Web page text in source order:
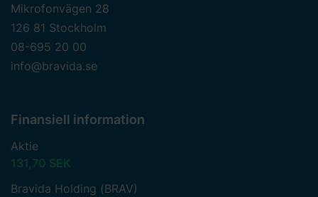
Mikrofonvägen 28
126 81 Stockholm
08-695 20 00
info@bravida.se
Finansiell information
Aktie
131,70 SEK
Bravida Holding (BRAV)